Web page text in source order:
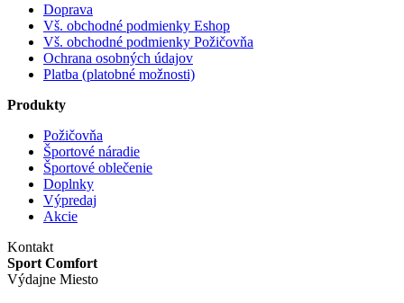
Doprava
Vš. obchodné podmienky Eshop
Vš. obchodné podmienky Požičovňa
Ochrana osobných údajov
Platba (platobné možnosti)
Produkty
Požičovňa
Športové náradie
Športové oblečenie
Doplnky
Výpredaj
Akcie
Kontakt
Sport Comfort
Výdajne Miesto